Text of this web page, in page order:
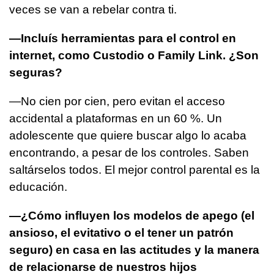
veces se van a rebelar contra ti.
—Incluís herramientas para el control en
internet, como Custodio o Family Link. ¿Son
seguras?
—No cien por cien, pero evitan el acceso
accidental a plataformas en un 60 %. Un
adolescente que quiere buscar algo lo acaba
encontrando, a pesar de los controles. Saben
saltárselos todos. El mejor control parental es la
educación.
—¿Cómo influyen los modelos de apego (el
ansioso, el evitativo o el tener un patrón
seguro) en casa en las actitudes y la manera
de relacionarse de nuestros hijos